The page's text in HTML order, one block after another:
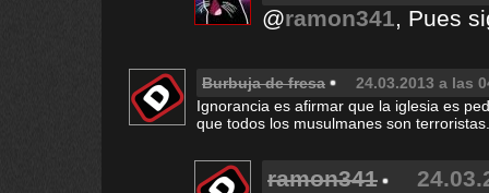
@ramon341, Pues
Burbuja de fresa
24.03.2013 a las
Ignorancia es afirmar que la iglesia es
que todos los musulmanes son terroristas.
ramon341